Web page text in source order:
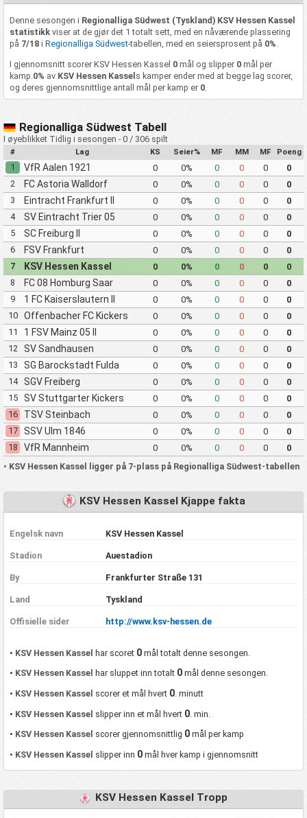
Denne sesongen i Regionalliga Südwest (Tyskland) KSV Hessen Kassel
statistikkviser at de gjør det 1 totalt sett, med en nåværende plassering
på 7/18i Regionalliga Südwest-tabellen, med en seiersprosent på 0%.
I gjennomsnitt scorer KSV Hessen Kassel 0mål og slipper 0mål per
kamp.0% av KSV Hessen Kassel s kamper ender med at begge lag scorer,
og deres gjennomsnittlige antall mål per kamp er 0.
Regionalliga Südwest Tabell
I øyeblikket Tidlig i sesongen - 0 / 306 spilt
# Lag KS Seier% MF MM MF Poeng
1 VfR Aalen 1921 0 0% 0 0 0
0
2
FC Astoria Walldorf 0 0% 0 0 0
0
3
Eintracht Frankfurt II 0 0% 0 0 0
0
4
SV Eintracht Trier 05 0 0% 0 0 0
0
5
SC Freiburg II 0 0% 0 0 0
0
6
FSV Frankfurt 0 0% 0 0 0
0
7
KSV Hessen Kassel 0 0% 0 0 0
0
8
FC 08 Homburg Saar 0 0% 0 0 0
0
9
1 FC Kaiserslautern II 0 0% 0 0 0
0
10
Offenbacher FC Kickers
1901
0 0% 0 0 0
0
11
1 FSV Mainz 05 II 0 0% 0 0 0
0
12
SV Sandhausen 0 0% 0 0 0
0
13
SG Barockstadt Fulda
Lehnerz
0 0% 0 0 0
0
14
SGV Freiberg 0 0% 0 0 0
0
15
SV Stuttgarter Kickers 0 0% 0 0 0
0
16
TSV Steinbach 0 0% 0 0 0
0
17
SSV Ulm 1846 0 0% 0 0 0
0
18
VfR Mannheim 0 0% 0 0 0
0
• KSV Hessen Kassel ligger på 7-plass på Regionalliga Südwest-tabellen
KSV Hessen Kassel Kjappe fakta
Engelsk navn KSV Hessen Kassel
Stadion Auestadion
By Frankfurter Straße 131
Land Tyskland
Offisielle sider http://www.ksv-hessen.de
• KSV Hessen Kassel har scoret 0 mål totalt denne sesongen.
• KSV Hessen Kassel har sluppet inn totalt 0 mål denne sesongen.
• KSV Hessen Kassel scorer et mål hvert 0 . minutt
• KSV Hessen Kassel slipper inn et mål hvert 0 . min.
• KSV Hessen Kassel scorer gjennomsnittlig 0 mål per kamp
• KSV Hessen Kassel slipper inn 0 mål hver kamp i gjennomsnitt
KSV Hessen Kassel Tropp